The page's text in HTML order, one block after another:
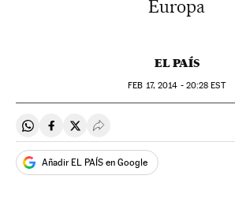
Europa
EL PAÍS
FEB 17, 2014 - 20:28 EST
Compartir en Whatsapp
Compartir en Facebook
Compartir en Twitter
Desplegar Redes Sociales
Añadir EL PAÍS en Google